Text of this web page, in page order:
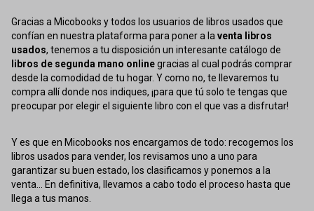
Gracias a Micobooks y todos los usuarios de libros usados que
confían en nuestra plataforma para poner a laventa libros
usados, tenemos a tu disposición un interesante catálogo de
libros de segunda mano onlinegracias al cual podrás comprar
desde la comodidad de tu hogar. Y como no, te llevaremos tu
compra allí donde nos indiques, ¡para que tú solo te tengas que
preocupar por elegir el siguiente libro con el que vas a disfrutar!
Y es que en Micobooks nos encargamos de todo: recogemos los
libros usados para vender, los revisamos uno a uno para
garantizar su buen estado, los clasificamos y ponemos a la
venta... En definitiva, llevamos a cabo todo el proceso hasta que
llega a tus manos.